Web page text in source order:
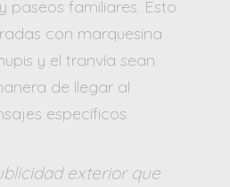
paseos familiares. Esto
con marquesina
y el tranvía sean
de llegar al
específicos.
exterior que